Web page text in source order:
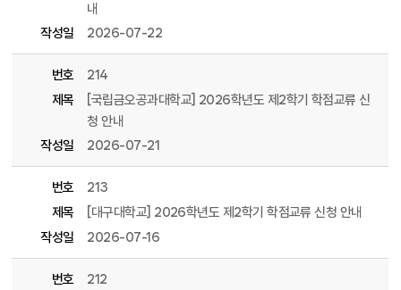
내
작성일
2026-07-22
번호
214
제목
[국립금오공과대학교] 2026학년도 제2학기 학점교류 신
청 안내
작성일
2026-07-21
번호
213
제목
[대구대학교] 2026학년도 제2학기 학점교류 신청 안내
작성일
2026-07-16
번호
212